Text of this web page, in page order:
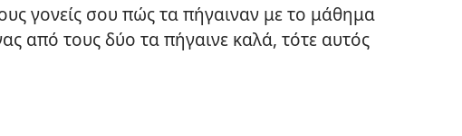
γονείς σου πώς τα πήγαιναν με το μάθημα
από τους δύο τα πήγαινε καλά, τότε αυτός